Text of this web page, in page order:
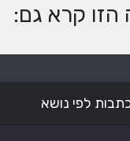
קרא גם:
לפי נושא